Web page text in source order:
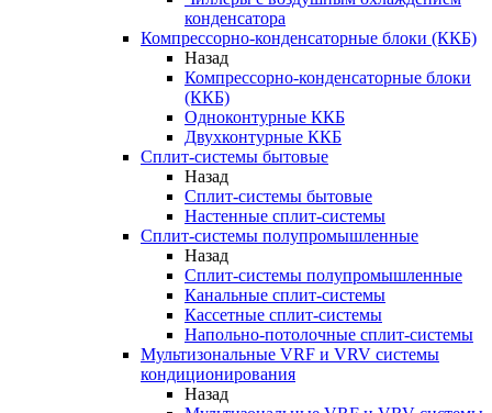
конденсатора
Компрессорно-конденсаторные блоки (ККБ)
Назад
Компрессорно-конденсаторные блоки
(ККБ)
Одноконтурные ККБ
Двухконтурные ККБ
Сплит-системы бытовые
Назад
Сплит-системы бытовые
Настенные сплит-системы
Сплит-системы полупромышленные
Назад
Сплит-системы полупромышленные
Канальные сплит-системы
Кассетные сплит-системы
Напольно-потолочные сплит-системы
Мультизональные VRF и VRV системы
кондиционирования
Назад